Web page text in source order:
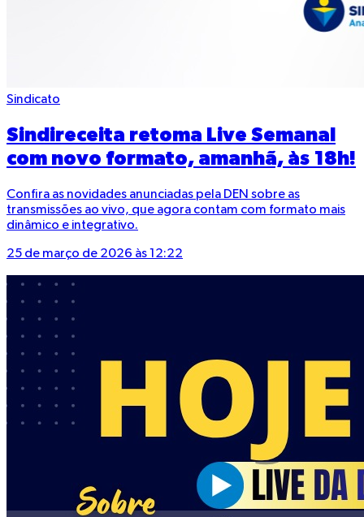
Sindicato
Sindireceita retoma Live Semanal
com novo formato, amanhã, às 18h!
Confira as novidades anunciadas pela DEN sobre as
transmissões ao vivo, que agora contam com formato mais
dinâmico e integrativo.
25 de março de 2026 às 12:22